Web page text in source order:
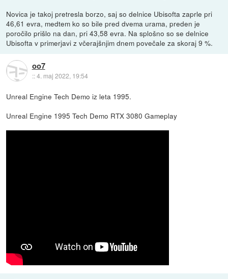
Novica je takoj pretresla borzo, saj so delnice Ubisofta zaprle pri
46,61 evra, medtem ko so bile pred dvema urama, preden je
poročilo prišlo na dan, pri 43,58 evra. Na splošno so se delnice
Ubisofta v primerjavi z včerajšnjim dnem povečale za skoraj 9 %.
oo7
::4. maj 2022, 19:54
Unreal Engine Tech Demo iz leta 1995.
Unreal Engine 1995 Tech Demo RTX 3080 Gameplay